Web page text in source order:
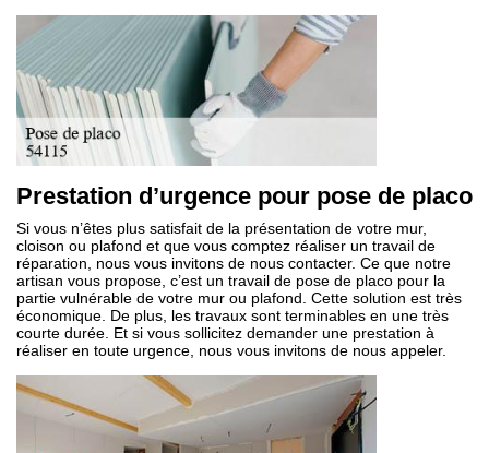
Prestation d’urgence pour pose de placo
Si vous n’êtes plus satisfait de la présentation de votre mur,
cloison ou plafond et que vous comptez réaliser un travail de
réparation, nous vous invitons de nous contacter. Ce que notre
artisan vous propose, c’est un travail de pose de placo pour la
partie vulnérable de votre mur ou plafond. Cette solution est très
économique. De plus, les travaux sont terminables en une très
courte durée. Et si vous sollicitez demander une prestation à
réaliser en toute urgence, nous vous invitons de nous appeler.